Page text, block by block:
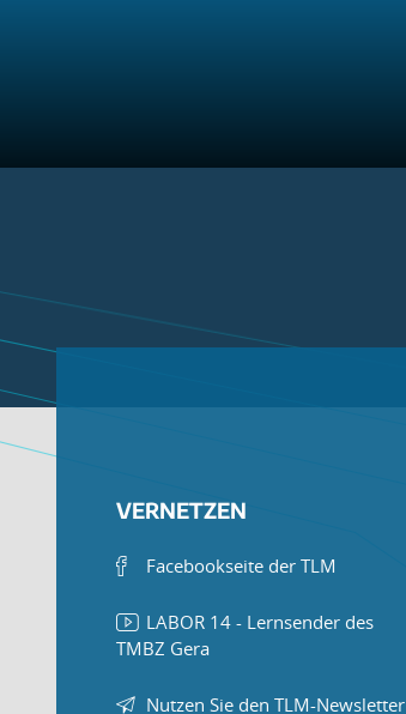
VERNETZEN
Facebookseite der TLM
LABOR 14 - Lernsender des
TMBZ Gera
Nutzen Sie den TLM-Newsletter